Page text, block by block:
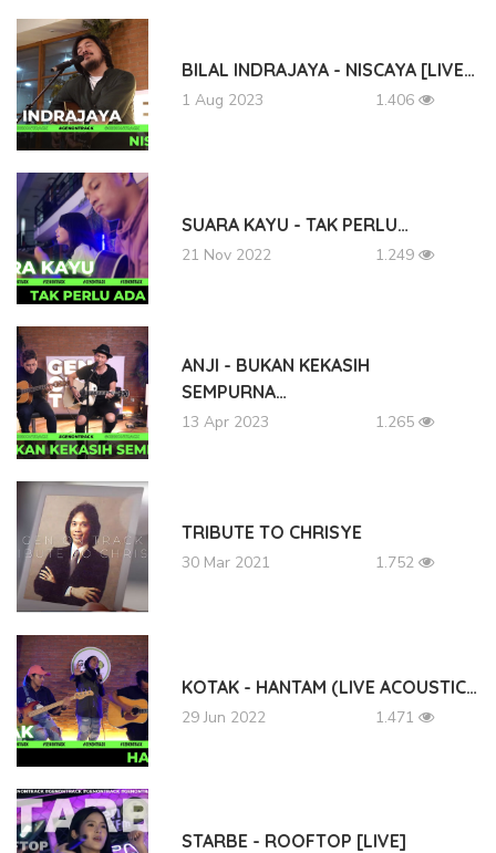
BILAL INDRAJAYA - NISCAYA [LIVE…
1 Aug 2023 1.406
SUARA KAYU - TAK PERLU…
21 Nov 2022 1.249
ANJI - BUKAN KEKASIH
SEMPURNA…
13 Apr 2023 1.265
TRIBUTE TO CHRISYE
30 Mar 2021 1.752
KOTAK - HANTAM (LIVE ACOUSTIC…
29 Jun 2022 1.471
STARBE - ROOFTOP [LIVE]